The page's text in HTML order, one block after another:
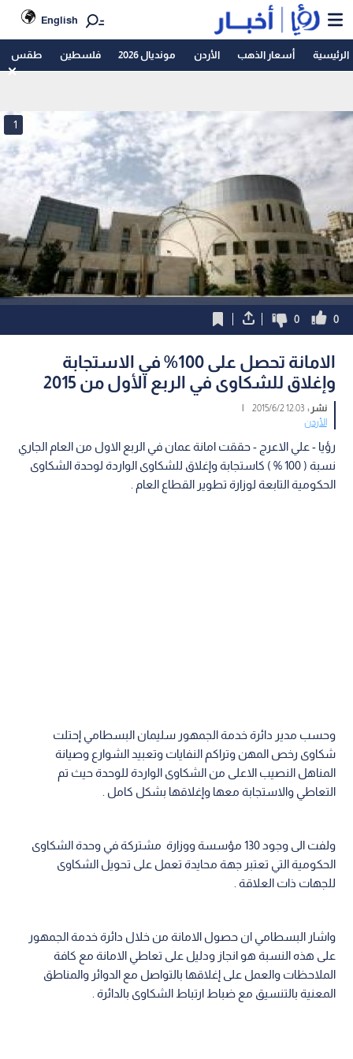
English
الرئيسية أسعار الذهب الأردن مونديال 2026 فلسطين طقس
1
0
0
الامانة تحصل على 100% في الاستجابة
وإغلاق للشكاوى في الربع الأول من 2015
نشر :12:03 2015/6/2
|
الأردن
رؤيا - علي الاعرج - حققت امانة عمان في الربع الاول من العام الجاري
نسبة ( 100 % ) كاستجابة وإغلاق للشكاوى الواردة لوحدة الشكاوى
الحكومية التابعة لوزارة تطوير القطاع العام .
وحسب مدير دائرة خدمة الجمهور سليمان البسطامي إحتلت
شكاوى رخص المهن وتراكم النفايات وتعبيد الشوارع وصيانة
المناهل النصيب الاعلى من الشكاوى الواردة للوحدة حيث تم
التعاطي والاستجابة معها وإغلاقها بشكل كامل .
ولفت الى وجود 130 مؤسسة ووزارة مشتركة في وحدة الشكاوى
الحكومية التي تعتبر جهة محايدة تعمل على تحويل الشكاوى
للجهات ذات العلاقة .
واشار البسطامي ان حصول الامانة من خلال دائرة خدمة الجمهور
على هذه النسبة هو انجاز ودليل على تعاطي الامانة مع كافة
الملاحظات والعمل على إغلاقها بالتواصل مع الدوائر والمناطق
المعنية بالتنسيق مع ضباط ارتباط الشكاوى بالدائرة .